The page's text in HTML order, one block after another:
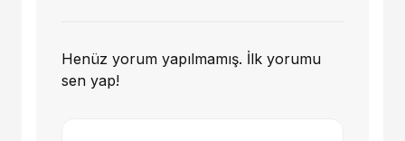
Henüz yorum yapılmamış. İlk yorumu
sen yap!